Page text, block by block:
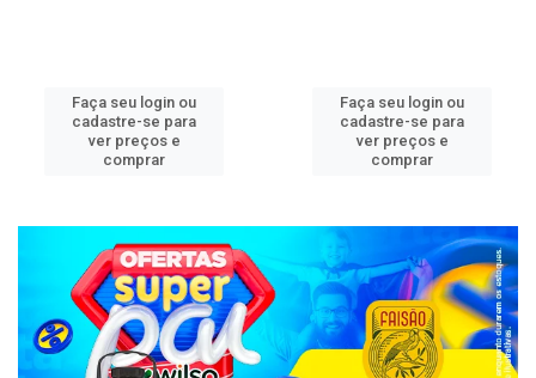
Faça seu login ou
cadastre-se para
ver preços e
comprar
Faça seu login ou
cadastre-se para
ver preços e
comprar